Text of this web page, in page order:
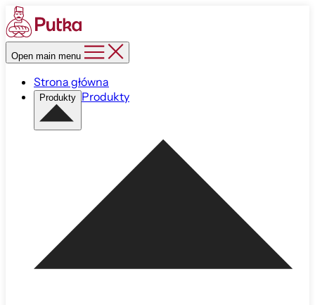
Open main menu
Strona główna
Produkty Produkty